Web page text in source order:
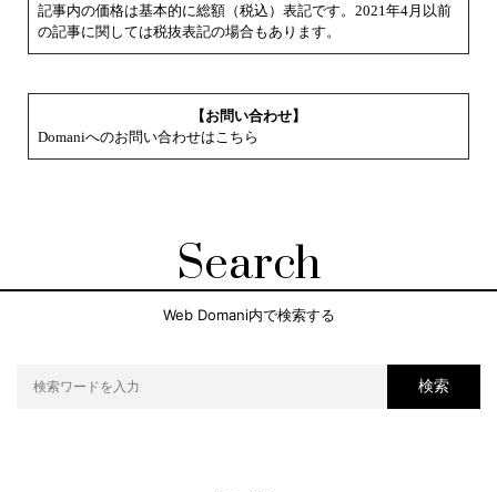
記事内の価格は基本的に総額（税込）表記です。2021年4月以前
の記事に関しては税抜表記の場合もあります。
【お問い合わせ】
Domaniへのお問い合わせはこちら
Search
Web Domani内で検索する
検索